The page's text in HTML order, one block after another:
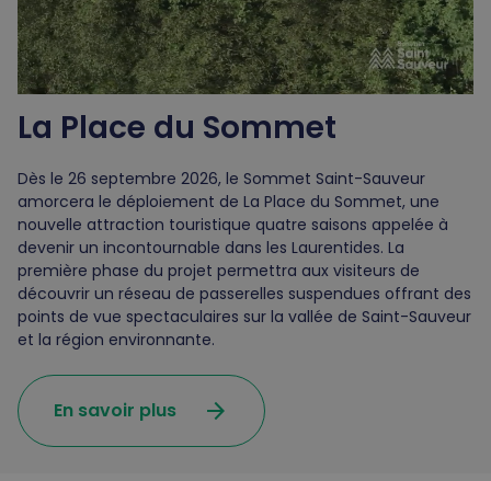
La Place du Sommet
Dès le 26 septembre 2026, le Sommet Saint-Sauveur
amorcera le déploiement de La Place du Sommet, une
nouvelle attraction touristique quatre saisons appelée à
devenir un incontournable dans les Laurentides. La
première phase du projet permettra aux visiteurs de
découvrir un réseau de passerelles suspendues offrant des
points de vue spectaculaires sur la vallée de Saint-Sauveur
et la région environnante.
En savoir plus arrow_forward